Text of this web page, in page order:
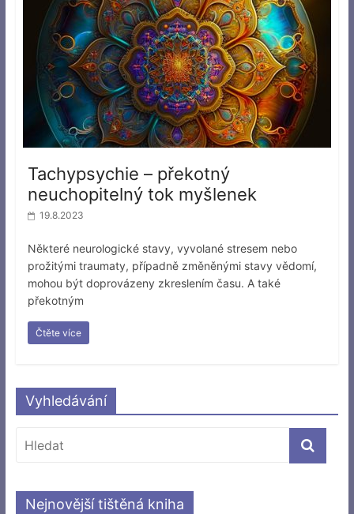
Tachypsychie – překotný
neuchopitelný tok myšlenek
19.8.2023
Některé neurologické stavy, vyvolané stresem nebo
prožitými traumaty, případně změněnými stavy vědomí,
mohou být doprovázeny zkreslením času. A také
překotným
Čtěte více
Vyhledávání
Nejnovější tištěná kniha